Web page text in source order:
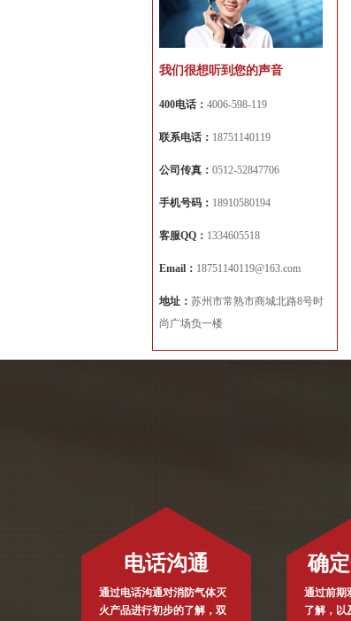
我们很想听到您的声音
400电话： 4006-598-119
联系电话： 18751140119
公司传真： 0512-52847706
手机号码： 18910580194
客服QQ： 1334605518
Email： 18751140119@163.com
地址： 苏州市常熟市商城北路8号时
尚广场负一楼
电话沟通
通过电话沟通对消防气体灭
火产品进行初步的了解，双
确
通过前期
了解，以